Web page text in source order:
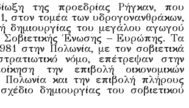
της προεδρίας Ρήγκαν, που
στον τομέα των υδρογονανθράκων,
δημιουργίας του μεγάλου αγωγού
Σοβιετικής Ένωσης – Ευρώπης. Τα
στην Πολωνία, με τον σοβιετικά
νόμο, επέτρεψαν στην
την επιβολή οικονομικών
και την επιβολή πλήρους
δημιουργίας του σοβιετικού